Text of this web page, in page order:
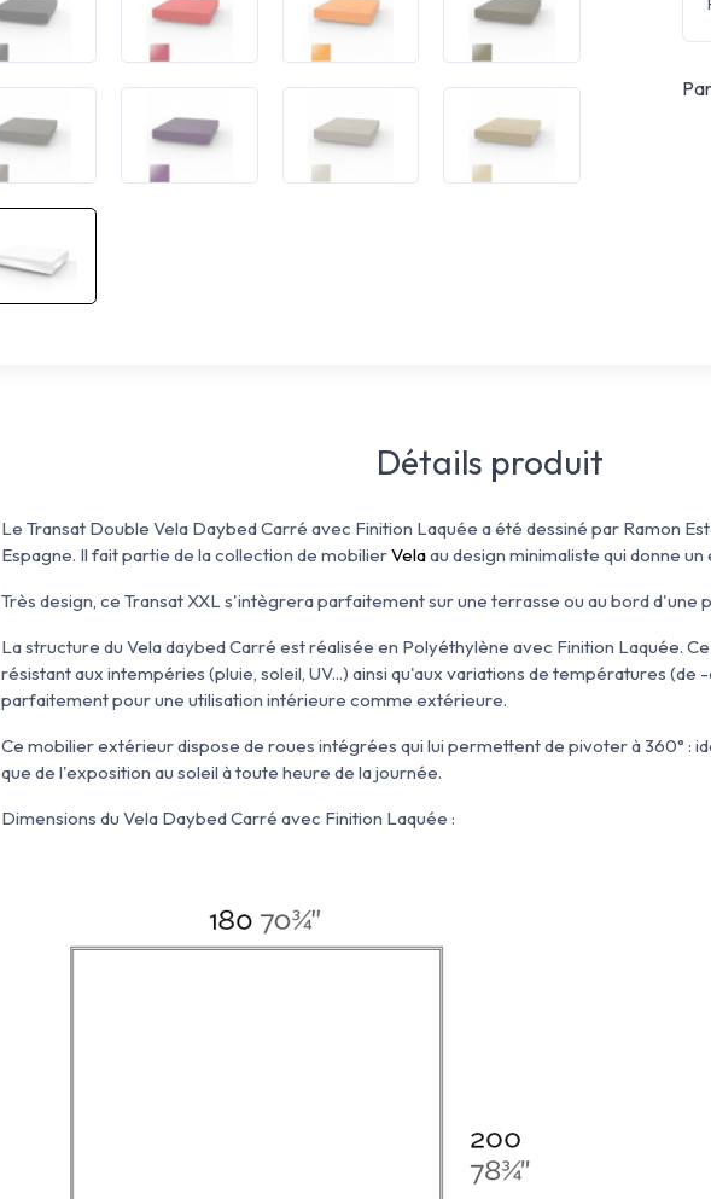
Détails produit
Le Transat Double Vela Daybed Carré avec Finition Laquée a été dessiné par Ramon
Espagne. Il fait partie de la collection de mobilierVelaau design minimaliste qui donne
Très design, ce Transat XXL s'intègrera parfaitement sur une terrasse ou au bord d'une
La structure du Vela daybed Carré est réalisée en Polyéthylène avec Finition Laquée.
résistant aux intempéries (pluie, soleil, UV...) ainsi qu'aux variations de températures (de
parfaitement pour une utilisation intérieure comme extérieure.
Ce mobilier extérieur dispose de roues intégrées qui lui permettent de pivoter à 360° :
que de l'exposition au soleil à toute heure de la journée.
Dimensions du Vela Daybed Carré avec Finition Laquée :